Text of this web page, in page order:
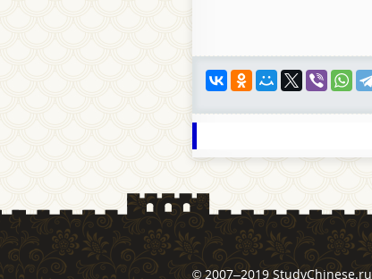
© 2007–2019 StudyChinese.ru